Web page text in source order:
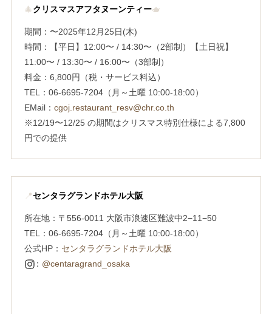
🎄 クリスマスアフタヌーンティー🫖
期間：〜2025年12月25日(木)
時間：【平日】12:00〜 / 14:30〜（2部制）【土日祝】
11:00〜 / 13:30〜 / 16:00〜（3部制）
料金：6,800円（税・サービス料込）
TEL：06-6695-7204（月～土曜 10:00-18:00）
EMail： cgoj.restaurant_resv@chr.co.th
※12/19〜12/25 の期間はクリスマス特別仕様による7,800
円での提供
📍センタラグランドホテル大阪
所在地：〒556-0011 大阪市浪速区難波中2−11−50
TEL：06-6695-7204（月～土曜 10:00-18:00）
公式HP： センタラグランドホテル大阪
： @centaragrand_osaka